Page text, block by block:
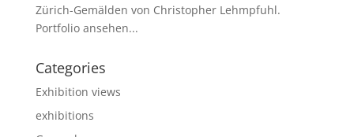
Zürich-Gemälden von Christopher Lehmpfuhl.
Portfolio ansehen...
Categories
Exhibition views
exhibitions